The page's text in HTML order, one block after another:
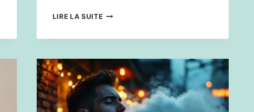
LIRE LA SUITELES
CIGARETTE
ÉLECTRONIQUE
PHILIP
MORRIS